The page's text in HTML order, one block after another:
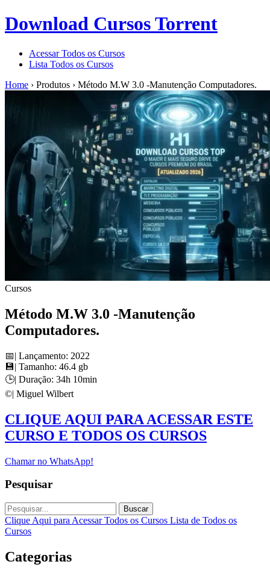
Download Cursos Torrent
Acessar Todos os Cursos
Lista Todos os Cursos
Home › Produtos › Método M.W 3.0 -Manutenção Computadores.
Cursos
Método M.W 3.0 -Manutenção
Computadores.
📅| Lançamento: 2022
💾| Tamanho: 46.4 gb
🕒| Duração: 34h 10min
©️| Miguel Wilbert
CLIQUE AQUI PARA ACESSAR ESTE
CURSO E TODOS OS CURSOS
Chamar no WhatsApp!
Pesquisar
Buscar
Clique Aqui para Acessar Todos os Cursos Lista de Todos os
Cursos
Categorias